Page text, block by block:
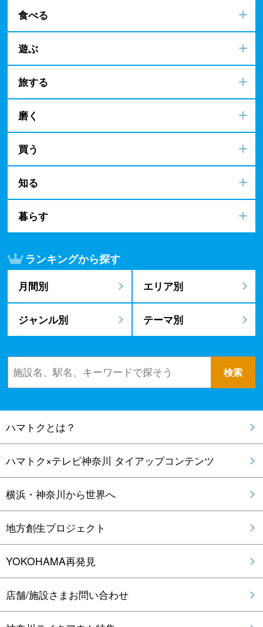
食べる
遊ぶ
旅する
磨く
買う
知る
暮らす
ランキングから探す
月間別 エリア別
ジャンル別 テーマ別
ハマトクとは？
ハマトク×テレビ神奈川 タイアップコンテンツ
横浜・神奈川から世界へ
地方創生プロジェクト
YOKOHAMA再発見
店舗/施設さまお問い合わせ